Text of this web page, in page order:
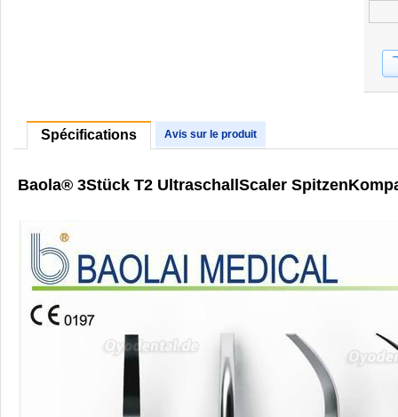
Spécifications Avis sur le produit
Baola® 3Stück T2 UltraschallScaler